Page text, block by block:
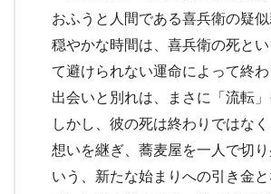
おふうと人間である喜兵衛の疑
穏やかな時間は、喜兵衛の死と
て避けられない運命によって終わ
出会いと別れは、まさに「流転」
しかし、彼の死は終わりではな
想いを継ぎ、蕎麦屋を一人で切
いう、新たな始まりへの引き金